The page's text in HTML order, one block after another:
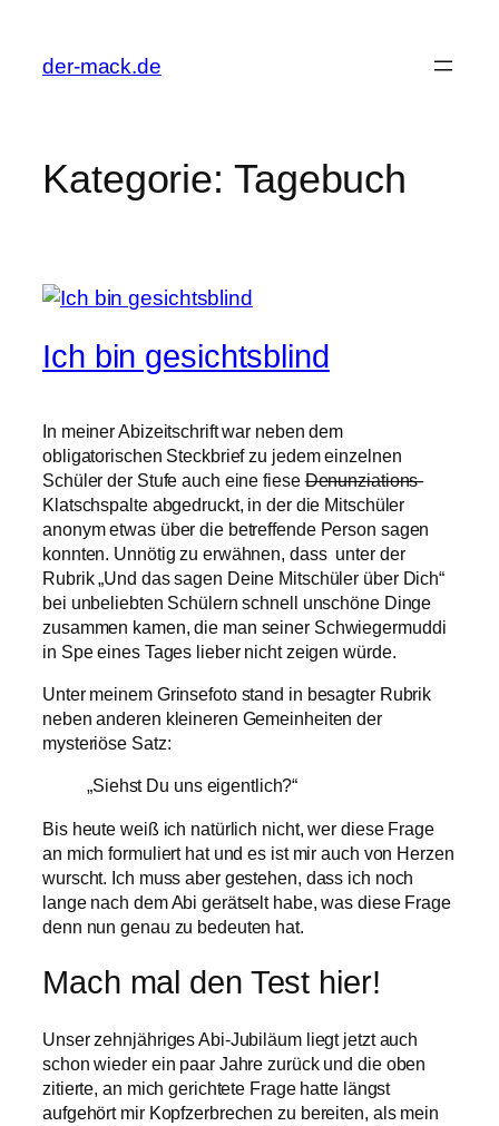
springen
der-mack.de
Kategorie: Tagebuch
Ich bin gesichtsblind
In meiner Abizeitschrift war neben dem
obligatorischen Steckbrief zu jedem einzelnen
Schüler der Stufe auch eine fieseDenunziations-
Klatschspalte abgedruckt, in der die Mitschüler
anonym etwas über die betreffende Person sagen
konnten. Unnötig zu erwähnen, dass unter der
Rubrik „Und das sagen Deine Mitschüler über Dich“
bei unbeliebten Schülern schnell unschöne Dinge
zusammen kamen, die man seiner Schwiegermuddi
in Spe eines Tages lieber nicht zeigen würde.
Unter meinem Grinsefoto stand in besagter Rubrik
neben anderen kleineren Gemeinheiten der
mysteriöse Satz:
„Siehst Du uns eigentlich?“
Bis heute weiß ich natürlich nicht, wer diese Frage
an mich formuliert hat und es ist mir auch von Herzen
wurscht. Ich muss aber gestehen, dass ich noch
lange nach dem Abi gerätselt habe, was diese Frage
denn nun genau zu bedeuten hat.
Mach mal den Test hier!
Unser zehnjähriges Abi-Jubiläum liegt jetzt auch
schon wieder ein paar Jahre zurück und die oben
zitierte, an mich gerichtete Frage hatte längst
aufgehört mir Kopfzerbrechen zu bereiten, als mein